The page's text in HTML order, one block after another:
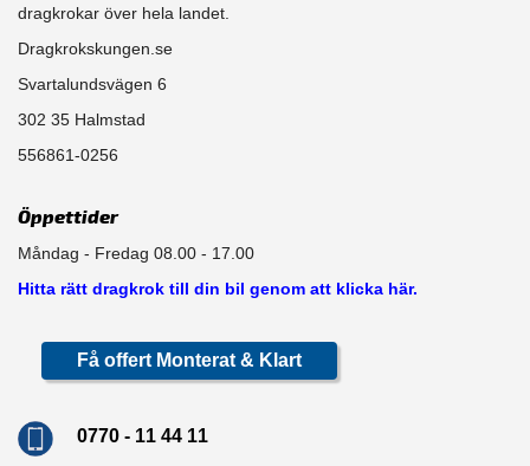
dragkrokar över hela landet.
Dragkrokskungen.se
Svartalundsvägen 6
302 35 Halmstad
556861-0256
Öppettider
Måndag - Fredag 08.00 - 17.00
Hitta rätt dragkrok till din bil genom att klicka här.
Få offert Monterat & Klart
0770 - 11 44 11